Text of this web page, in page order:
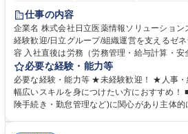
住宅手当あり
育休あり
完全週休2日制 交通費支給
仕事の内容
企業名 株式会社日立医薬情報ソリューションズ 求人名 【総務・人事
経験歓迎/日立グループ/組織運営を支えるゼネラリ
容 入社直後は労務（労務管理・給与計算・
任せいたします。将来は総務・採用・教育業
営を支えるゼネラリストをめざせます。 ・初期業務：労働時間管理、給与
計算、社会保険対応、福利厚生管理、安全衛
します。ご経験に応じて、休職者管理など、
必要な経験・能力等
必要な経験・能力等 ★未経験歓迎！ ★人事・
幅広いスキルを身につけたい方におすすめ！ ■労務管理(給与計算・社会保
険手続き・勤怠管理など)に関心があり主体